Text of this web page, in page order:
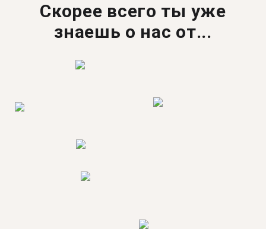
Скорее всего ты уже
знаешь о нас от...